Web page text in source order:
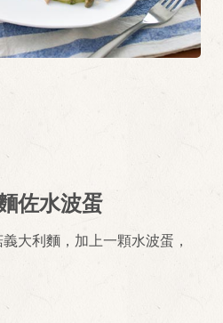
佐水波蛋
大利麵，加上一顆水波蛋，